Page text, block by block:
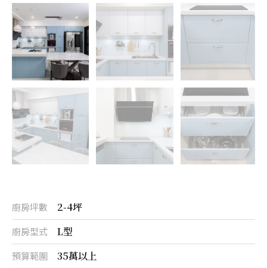
廚房坪數 2-4坪
廚房型式 L型
預算範圍 35萬以上